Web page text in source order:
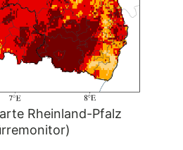
Rheinland-Pfalz